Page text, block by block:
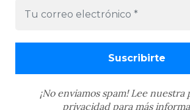
¡No enviamos spam! Lee nuestra
privacidadpara más